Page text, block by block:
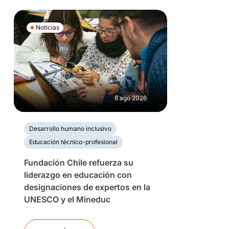
Noticias
6 ago 2026
Desarrollo humano inclusivo
Educación técnico-profesional
Fundación Chile refuerza su
liderazgo en educación con
designaciones de expertos en la
UNESCO y el Mineduc